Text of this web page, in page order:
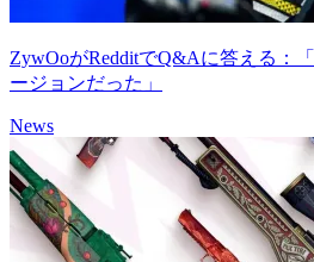
ZywOoがRedditでQ&Aに答える：
ージョンだった」
News